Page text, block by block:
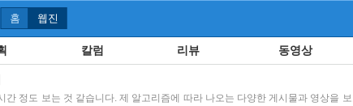
홈 웹진
칼럼 리뷰 동영상
정도 보는 것 같습니다. 제 알고리즘에 따라 나오는 다양한 게시물과 영상을